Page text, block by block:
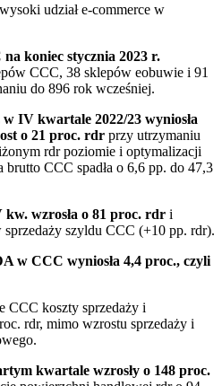
udział e-commerce w
koniec stycznia 2023 r.
CCC, 38 sklepów eobuwie i 91
do 896 rok wcześniej.
IV kwartale 2022/23 wyniosła
o 21 proc. rdr przy utrzymaniu
rdr poziomie i optymalizacji
CCC spadła o 6,6 pp. do 47,3
kw. wzrosła o 81 proc. rdr i
sprzedaży szyldu CCC (+10 pp. rdr).
w CCC wyniosła 4,4 proc., czyli
CCC koszty sprzedaży i
rdr, mimo wzrostu sprzedaży i
kwartale wzrosły o 148 proc.